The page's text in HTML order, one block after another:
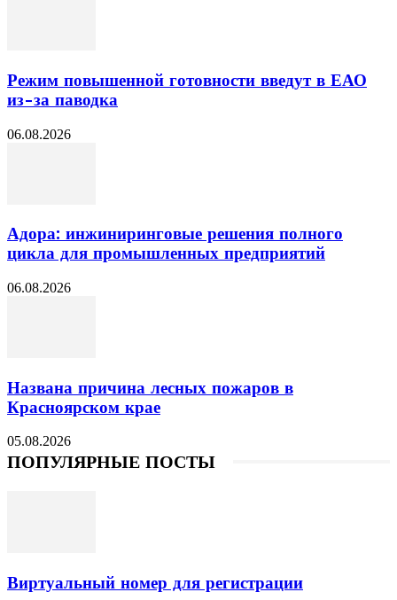
Режим повышенной готовности введут в ЕАО
из-за паводка
06.08.2026
Адора: инжиниринговые решения полного
цикла для промышленных предприятий
06.08.2026
Названа причина лесных пожаров в
Красноярском крае
05.08.2026
ПОПУЛЯРНЫЕ ПОСТЫ
Виртуальный номер для регистрации